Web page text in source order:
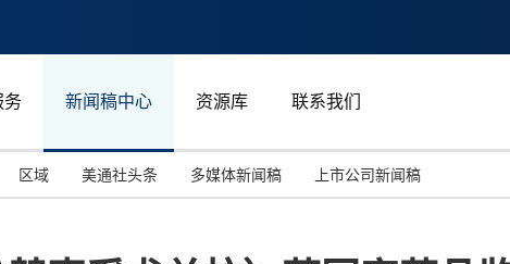
新闻稿中心 资源库 联系我们
区域 美通社头条 多媒体新闻稿 上市公司新闻稿